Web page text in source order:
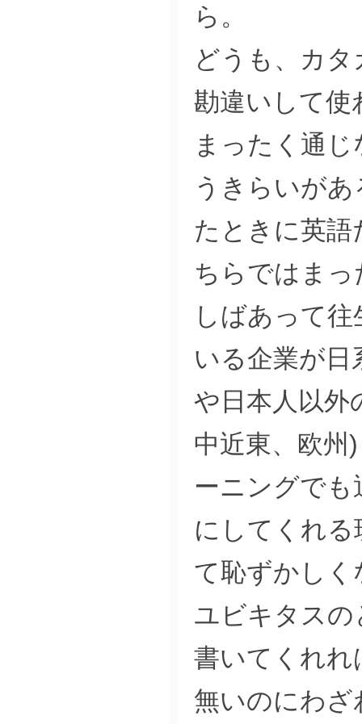
ら。
どうも、カ
勘違いして使
まったく通
うきらいが
たときに英
ちらではま
しばあって
いる企業が日
や日本人以外
中近東、欧州
ーニングで
にしてくれ
て恥ずかしく
ユビキタス
書いてくれれ
無いのにわ